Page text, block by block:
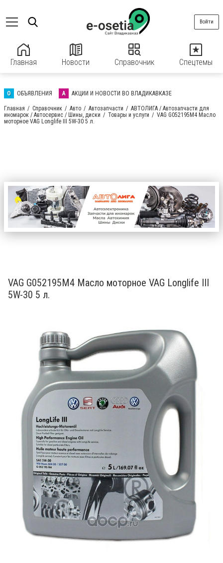
Главная Новости Справочник Спецтемы
Войти
О ОБЪЯВЛЕНИЯ А АКЦИИ И НОВОСТИ ВО ВЛАДИКАВКАЗЕ
Главная Справочник Авто Автозапчасти
АВТОЛИГА / Автозапчасти для
иномарок / Автосервис / Шины, диски
Товары и услуги
VAG G052195M4 Масло
моторное VAG Longlife III 5W-30 5 л.
VAG G052195M4 Масло моторное VAG Longlife III
5W-30 5 л.